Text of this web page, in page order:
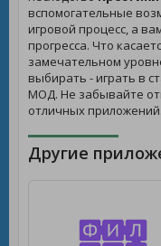
вспомогательные
игровой процесс, а
прогресса. Что
замечательном
выбирать - играть в
МОД. Не забывайте
отличных приложений.
Другие